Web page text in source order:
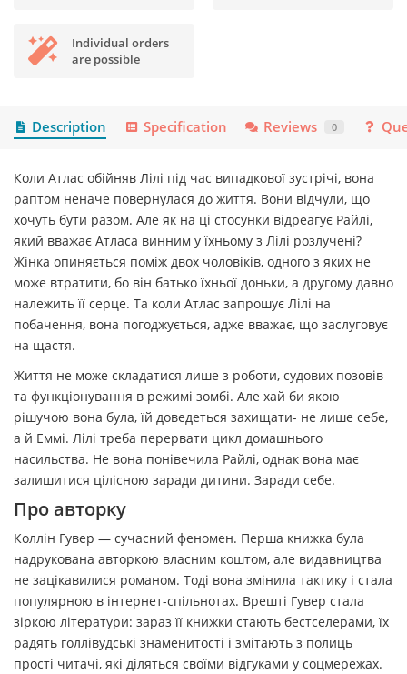
Individual orders
are possible
Description Specification Reviews 0
Коли Атлас обійняв Лілі під час випадкової зустрічі, вона
раптом неначе повернулася до життя. Вони відчули, що
хочуть бути разом. Але як на ці стосунки відреагує Райлі,
який вважає Атласа винним у їхньому з Лілі розлучені?
Жінка опиняється поміж двох чоловіків, одного з яких не
може втратити, бо він батько їхньої доньки, а другому давно
належить її серце. Та коли Атлас запрошує Лілі на
побачення, вона погоджується, адже вважає, що заслуговує
на щастя.
Життя не може складатися лише з роботи, судових позовів
та функціонування в режимі зомбі. Але хай би якою
рішучою вона була, їй доведеться захищати- не лише себе,
а й Еммі. Лілі треба перервати цикл домашнього
насильства. Не вона понівечила Райлі, однак вона має
залишитися цілісною заради дитини. Заради себе.
Про авторку
Коллін Гувер — сучасний феномен. Перша книжка була
надрукована авторкою власним коштом, але видавництва
не зацікавилися романом. Тоді вона змінила тактику і стала
популярною в інтернет-спільнотах. Врешті Гувер стала
зіркою літератури: зараз її книжки стають бестселерами, їх
радять голлівудські знаменитості і змітають з полиць
прості читачі, які діляться своїми відгуками у соцмережах.